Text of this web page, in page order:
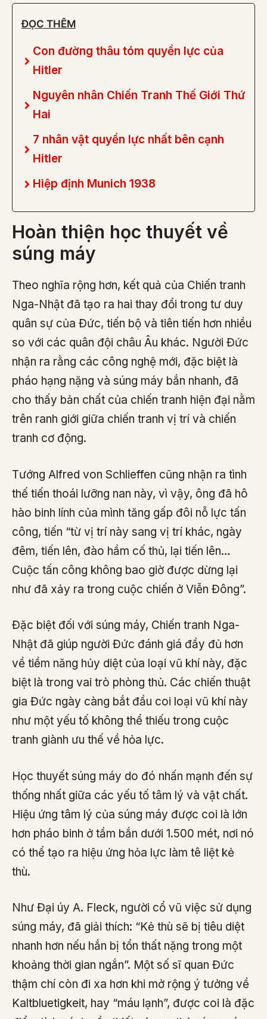
ĐỌC THÊM
Con đường thâu tóm quyền lực của
Hitler
Nguyên nhân Chiến Tranh Thế Giới Thứ
Hai
7 nhân vật quyền lực nhất bên cạnh
Hitler
Hiệp định Munich 1938
Hoàn thiện học thuyết về
súng máy
Theo nghĩa rộng hơn, kết quả của Chiến tranh
Nga-Nhật đã tạo ra hai thay đổi trong tư duy
quân sự của Đức, tiến bộ và tiên tiến hơn nhiều
so với các quân đội châu Âu khác. Người Đức
nhận ra rằng các công nghệ mới, đặc biệt là
pháo hạng nặng và súng máy bắn nhanh, đã
cho thấy bản chất của chiến tranh hiện đại nằm
trên ranh giới giữa chiến tranh vị trí và chiến
tranh cơ động.
Tướng Alfred von Schlieffen cũng nhận ra tình
thế tiến thoái lưỡng nan này, vì vậy, ông đã hô
hào binh lính của mình tăng gấp đôi nỗ lực tấn
công, tiến “từ vị trí này sang vị trí khác, ngày
đêm, tiến lên, đào hầm cố thủ, lại tiến lên…
Cuộc tấn công không bao giờ được dừng lại
như đã xảy ra trong cuộc chiến ở Viễn Đông”.
Đặc biệt đối với súng máy, Chiến tranh Nga-
Nhật đã giúp người Đức đánh giá đầy đủ hơn
về tiềm năng hủy diệt của loại vũ khí này, đặc
biệt là trong vai trò phòng thủ. Các chiến thuật
gia Đức ngày càng bắt đầu coi loại vũ khí này
như một yếu tố không thể thiếu trong cuộc
tranh giành ưu thế về hỏa lực.
Học thuyết súng máy do đó nhấn mạnh đến sự
thống nhất giữa các yếu tố tâm lý và vật chất.
Hiệu ứng tâm lý của súng máy được coi là lớn
hơn pháo binh ở tầm bắn dưới 1.500 mét, nơi nó
có thể tạo ra hiệu ứng hỏa lực làm tê liệt kẻ
thù.
Như Đại úy A. Fleck, người cổ vũ việc sử dụng
súng máy, đã giải thích: “Kẻ thù sẽ bị tiêu diệt
nhanh hơn nếu hắn bị tổn thất nặng trong một
khoảng thời gian ngắn”. Một số sĩ quan Đức
thậm chí còn đi xa hơn khi mở rộng ý tưởng về
Kaltbluetigkeit, hay “máu lạnh”, được coi là đặc